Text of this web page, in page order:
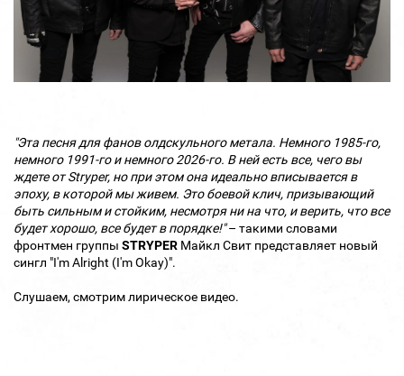
"Эта песня для фанов олдскульного метала. Немного 1985-го,
немного 1991-го и немного 2026-го. В ней есть все, чего вы
ждете от Stryper, но при этом она идеально вписывается в
эпоху, в которой мы живем. Это боевой клич, призывающий
быть сильным и стойким, несмотря ни на что, и верить, что все
будет хорошо, все будет в порядке!"– такими словами
фронтмен группы STRYPER Майкл Свит представляет новый
сингл "I'm Alright (I'm Okay)".
Слушаем, смотрим лирическое видео.